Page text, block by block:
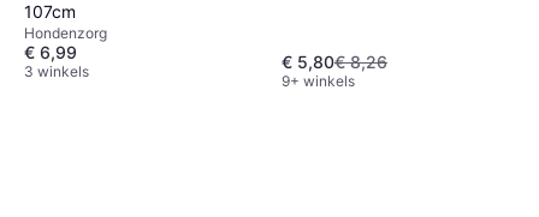
107cm
Hondenzorg
€ 6,99
3 winkels € 5,80€ 8,26
9+ winkels